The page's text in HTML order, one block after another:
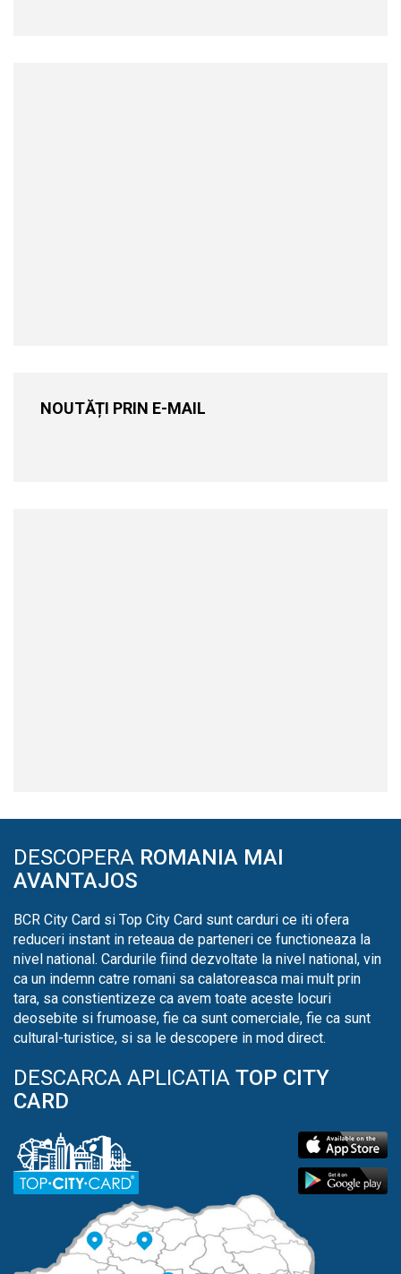
NOUTĂȚI PRIN E-MAIL
DESCOPERA ROMANIA MAI
AVANTAJOS
BCR City Card si Top City Card sunt carduri ce iti ofera
reduceri instant in reteaua de parteneri ce functioneaza la
nivel national. Cardurile fiind dezvoltate la nivel national, vin
ca un indemn catre romani sa calatoreasca mai mult prin
tara, sa constientizeze ca avem toate aceste locuri
deosebite si frumoase, fie ca sunt comerciale, fie ca sunt
cultural-turistice, si sa le descopere in mod direct.
DESCARCA APLICATIA TOP CITY
CARD